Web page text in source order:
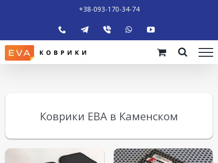
+38-093-170-34-74
Коврики ЕВА в Каменском